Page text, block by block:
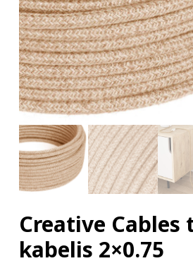
Creative Cables
kabelis 2×0.75